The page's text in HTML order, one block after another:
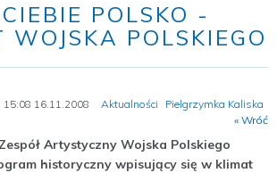
POLSKO -
WOJSKA POLSKIEGO
15:08 16.11.2008 Aktualności
Pielgrzymka Kaliska
« Wróć
Artystyczny Wojska Polskiego
historyczny wpisujący się w klimat